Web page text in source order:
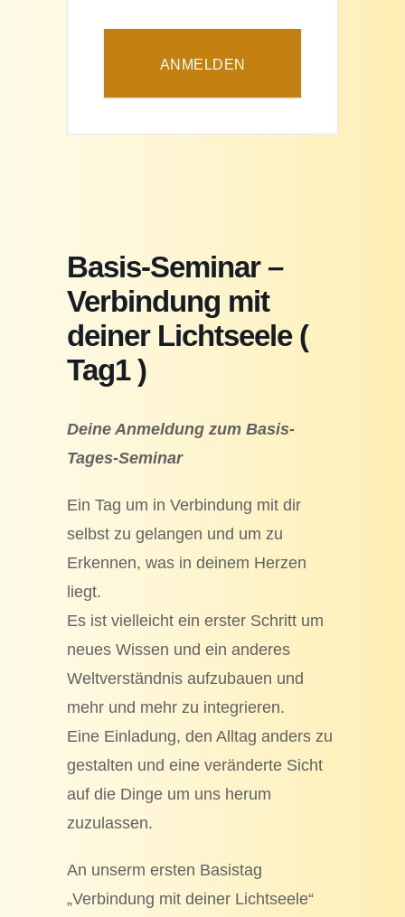
Basis-Seminar –
Verbindung mit
deiner Lichtseele (
Tag1 )
Deine Anmeldung zum Basis-
Tages-Seminar
Ein Tag um in Verbindung mit dir
selbst zu gelangen und um zu
Erkennen, was in deinem Herzen
liegt.
Es ist vielleicht ein erster Schritt um
neues Wissen und ein anderes
Weltverständnis aufzubauen und
mehr und mehr zu integrieren.
Eine Einladung, den Alltag anders zu
gestalten und eine veränderte Sicht
auf die Dinge um uns herum
zuzulassen.
An unserm ersten Basistag
„Verbindung mit deiner Lichtseele“
ANMELDEN